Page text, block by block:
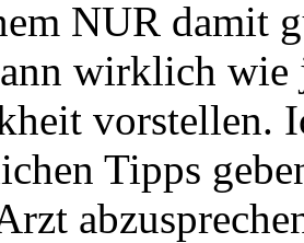
NUR damit
wirklich wie
vorstellen.
Tipps